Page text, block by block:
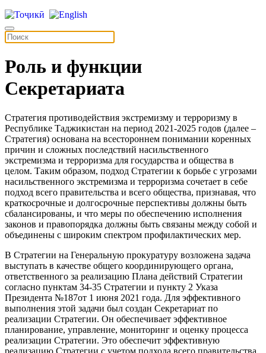
Роль и функции
Секретариата
Стратегия противодействия экстремизму и терроризму в
Республике Таджикистан на период 2021-2025 годов (далее –
Стратегия) основана на всестороннем понимании коренных
причин и сложных последствий насильственного
экстремизма и терроризма для государства и общества в
целом. Таким образом, подход Стратегии к борьбе с угрозами
насильственного экстремизма и терроризма сочетает в себе
подход всего правительства и всего общества, признавая, что
краткосрочные и долгосрочные перспективы должны быть
сбалансированы, и что меры по обеспечению исполнения
законов и правопорядка должны быть связаны между собой и
объединены с широким спектром профилактических мер.
В Стратегии на Генеральную прокуратуру возложена задача
выступать в качестве общего координирующего органа,
ответственного за реализацию Плана действий Стратегии
согласно пунктам 34-35 Стратегии и пункту 2 Указа
Президента №187от 1 июня 2021 года. Для эффективного
выполнения этой задачи был создан Секретариат по
реализации Стратегии. Он обеспечивает эффективное
планирование, управление, мониторинг и оценку процесса
реализации Стратегии. Это обеспечит эффективную
реализацию Стратегии с учетом подхода всего правительства